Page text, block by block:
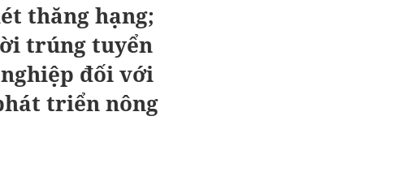
thăng hạng;
trúng tuyển
đối với
triển nông